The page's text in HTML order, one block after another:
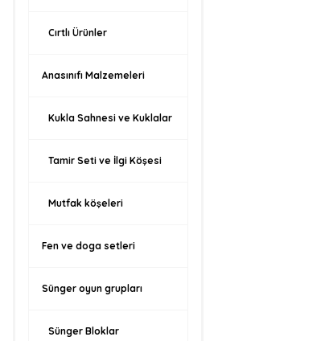
Cırtlı Ürünler
Anasınıfı Malzemeleri
Kukla Sahnesi ve Kuklalar
Tamir Seti ve İlgi Köşesi
Mutfak köşeleri
Fen ve doga setleri
Sünger oyun grupları
Sünger Bloklar